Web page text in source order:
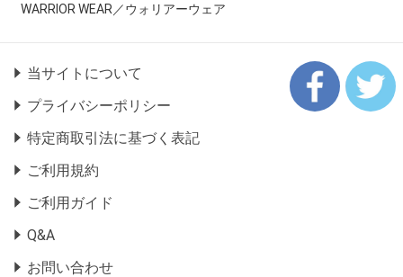
WARRIOR WEAR／ウォリアーウェア
当サイトについて
プライバシーポリシー
特定商取引法に基づく表記
ご利用規約
ご利用ガイド
Q&A
お問い合わせ